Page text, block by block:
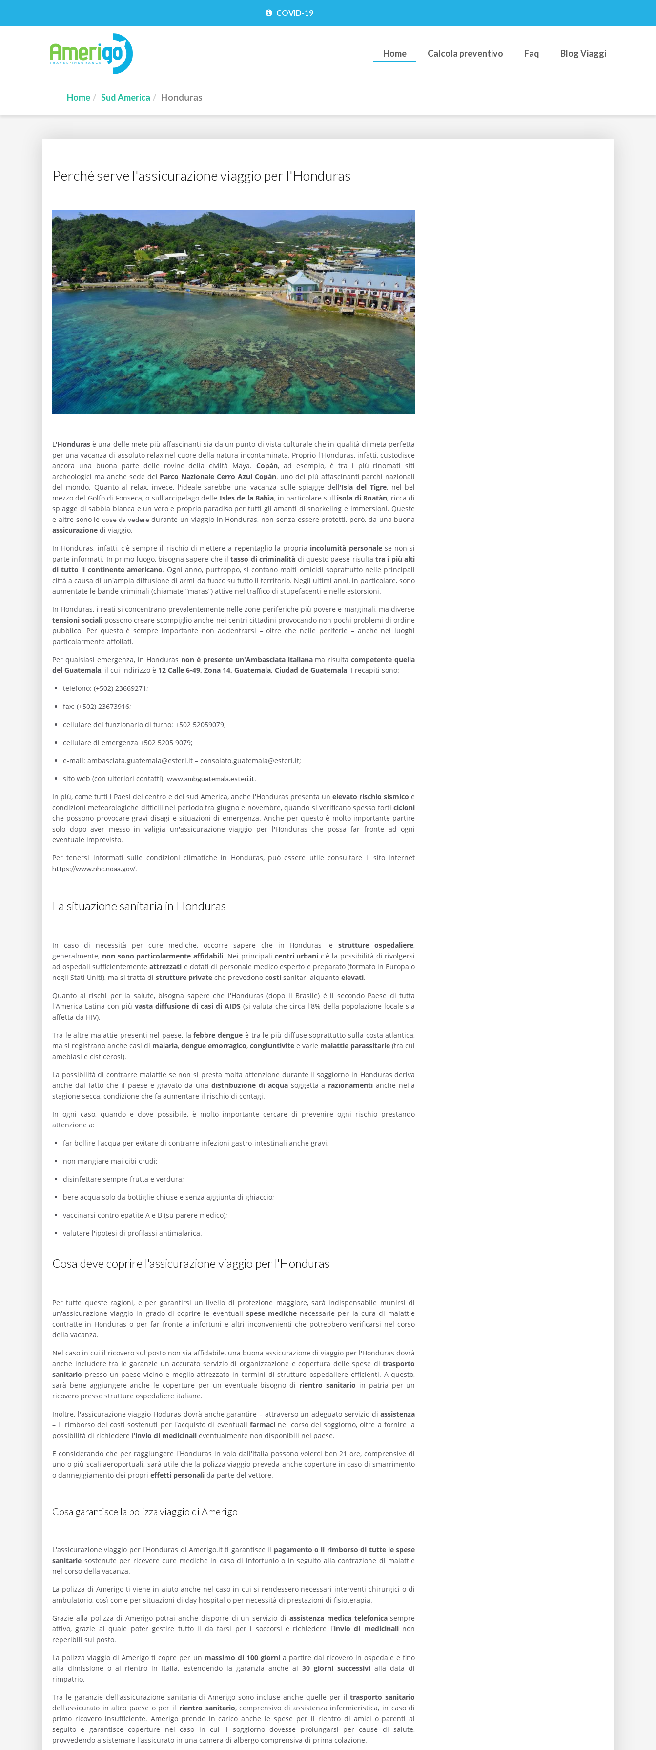
COVID-19
Home Calcola preventivo Faq Blog Viaggi
Home Sud America Honduras
Perché serve l'assicurazione viaggio per l'Honduras
L'Honduras è una delle mete più affascinanti sia da un punto di vista culturale che in qualità di meta perfetta
per una vacanza di assoluto relax nel cuore della natura incontaminata. Proprio l'Honduras, infatti, custodisce
ancora una buona parte delle rovine della civiltà Maya.Copàn, ad esempio, è tra i più rinomati siti
archeologici ma anche sede del Parco Nazionale Cerro Azul Copàn, uno dei più affascinanti parchi nazionali
del mondo. Quanto al relax, invece, l'ideale sarebbe una vacanza sulle spiagge dell'Isla del Tigre, nel bel
mezzo del Golfo di Fonseca, o sull'arcipelago delle Isles de la Bahìa, in particolare sull'isola di Roatàn, ricca di
spiagge di sabbia bianca e un vero e proprio paradiso per tutti gli amanti di snorkeling e immersioni. Queste
e altre sono lecose da vederedurante un viaggio in Honduras, non senza essere protetti, però, da una buona
assicurazione di viaggio.
In Honduras, infatti, c'è sempre il rischio di mettere a repentaglio la propria incolumità personalese non si
parte informati. In primo luogo, bisogna sapere che iltasso di criminalità di questo paese risultatra i più alti
di tutto il continente americano. Ogni anno, purtroppo, si contano molti omicidi soprattutto nelle principali
città a causa di un'ampia diffusione di armi da fuoco su tutto il territorio. Negli ultimi anni, in particolare, sono
aumentate le bande criminali (chiamate “maras”) attive nel traffico di stupefacenti e nelle estorsioni.
In Honduras, i reati si concentrano prevalentemente nelle zone periferiche più povere e marginali, ma diverse
tensioni sociali possono creare scompiglio anche nei centri cittadini provocando non pochi problemi di ordine
pubblico. Per questo è sempre importante non addentrarsi – oltre che nelle periferie – anche nei luoghi
particolarmente affollati.
Per qualsiasi emergenza, in Honduras non è presente un'Ambasciata italianama risultacompetente quella
del Guatemala, il cui indirizzo è 12 Calle 6-49, Zona 14, Guatemala, Ciudad de Guatemala. I recapiti sono:
telefono: (+502) 23669271;
fax: (+502) 23673916;
cellulare del funzionario di turno: +502 52059079;
cellulare di emergenza +502 5205 9079;
e-mail: ambasciata.guatemala@esteri.it – consolato.guatemala@esteri.it;
sito web (con ulteriori contatti): www.ambguatemala.esteri.it.
In più, come tutti i Paesi del centro e del sud America, anche l'Honduras presenta unelevato rischio sismico e
condizioni meteorologiche difficili nel periodo tra giugno e novembre, quando si verificano spesso forticicloni
che possono provocare gravi disagi e situazioni di emergenza. Anche per questo è molto importante partire
solo dopo aver messo in valigia un'assicurazione viaggio per l'Honduras che possa far fronte ad ogni
eventuale imprevisto.
Per tenersi informati sulle condizioni climatiche in Honduras, può essere utile consultare il sito internet
https://www.nhc.noaa.gov/.
La situazione sanitaria in Honduras
In caso di necessità per cure mediche, occorre sapere che in Honduras lestrutture ospedaliere,
generalmente, non sono particolarmente affidabili. Nei principali centri urbani c'è la possibilità di rivolgersi
ad ospedali sufficientementeattrezzati e dotati di personale medico esperto e preparato (formato in Europa o
negli Stati Uniti), ma si tratta di strutture private che prevedono costi sanitari alquanto elevati.
Quanto ai rischi per la salute, bisogna sapere che l'Honduras (dopo il Brasile) è il secondo Paese di tutta
l'America Latina con piùvasta diffusione di casi di AIDS (si valuta che circa l'8% della popolazione locale sia
affetta da HIV).
Tra le altre malattie presenti nel paese, lafebbre dengue è tra le più diffuse soprattutto sulla costa atlantica,
ma si registrano anche casi di malaria,dengue emorragico,congiuntivite e varie malattie parassitarie (tra cui
amebiasi e cisticerosi).
La possibilità di contrarre malattie se non si presta molta attenzione durante il soggiorno in Honduras deriva
anche dal fatto che il paese è gravato da una distribuzione di acquasoggetta a razionamenti anche nella
stagione secca, condizione che fa aumentare il rischio di contagi.
In ogni caso, quando e dove possibile, è molto importante cercare di prevenire ogni rischio prestando
attenzione a:
far bollire l'acqua per evitare di contrarre infezioni gastro-intestinali anche gravi;
non mangiare mai cibi crudi;
disinfettare sempre frutta e verdura;
bere acqua solo da bottiglie chiuse e senza aggiunta di ghiaccio;
vaccinarsi contro epatite A e B (su parere medico);
valutare l'ipotesi di profilassi antimalarica.
Cosa deve coprire l'assicurazione viaggio per l'Honduras
Per tutte queste ragioni, e per garantirsi un livello di protezione maggiore, sarà indispensabile munirsi di
un'assicurazione viaggio in grado di coprire le eventuali spese mediche necessarie per la cura di malattie
contratte in Honduras o per far fronte a infortuni e altri inconvenienti che potrebbero verificarsi nel corso
della vacanza.
Nel caso in cui il ricovero sul posto non sia affidabile, una buona assicurazione di viaggio per l'Honduras dovrà
anche includere tra le garanzie un accurato servizio di organizzazione e copertura delle spese ditrasporto
sanitario presso un paese vicino e meglio attrezzato in termini di strutture ospedaliere efficienti. A questo,
sarà bene aggiungere anche le coperture per un eventuale bisogno di rientro sanitario in patria per un
ricovero presso strutture ospedaliere italiane.
Inoltre, l'assicurazione viaggio Hoduras dovrà anche garantire – attraverso un adeguato servizio diassistenza
– il rimborso dei costi sostenuti per l'acquisto di eventuali farmacinel corso del soggiorno, oltre a fornire la
possibilità di richiedere l'invio di medicinali eventualmente non disponibili nel paese.
E considerando che per raggiungere l'Honduras in volo dall'Italia possono volerci ben 21 ore, comprensive di
uno o più scali aeroportuali, sarà utile che la polizza viaggio preveda anche coperture in caso di smarrimento
o danneggiamento dei propri effetti personali da parte del vettore.
Cosa garantisce la polizza viaggio di Amerigo
L'assicurazione viaggio per l'Honduras di Amerigo.it ti garantisce il pagamento o il rimborso di tutte le spese
sanitarie sostenute per ricevere cure mediche in caso di infortunio o in seguito alla contrazione di malattie
nel corso della vacanza.
La polizza di Amerigo ti viene in aiuto anche nel caso in cui si rendessero necessari interventi chirurgici o di
ambulatorio, così come per situazioni di day hospital o per necessità di prestazioni di fisioterapia.
Grazie alla polizza di Amerigo potrai anche disporre di un servizio di assistenza medica telefonicasempre
attivo, grazie al quale poter gestire tutto il da farsi per i soccorsi e richiedere l'invio di medicinali non
reperibili sul posto.
La polizza viaggio di Amerigo ti copre per un massimo di 100 giornia partire dal ricovero in ospedale e fino
alla dimissione o al rientro in Italia, estendendo la garanzia anche ai 30 giorni successivi alla data di
rimpatrio.
Tra le garanzie dell'assicurazione sanitaria di Amerigo sono incluse anche quelle per iltrasporto sanitario
dell'assicurato in altro paese o per il rientro sanitario, comprensivo di assistenza infermieristica, in caso di
primo ricovero insufficiente. Amerigo prende in carico anche le spese per il rientro di amici o parenti al
seguito e garantisce coperture nel caso in cui il soggiorno dovesse prolungarsi per cause di salute,
provvedendo a sistemare l'assicurato in una camera di albergo comprensiva di prima colazione.